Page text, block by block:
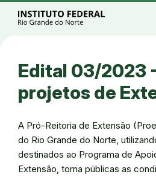
Ir para a página inicial
Ir para a busca
Alto contraste
Login da Área Administrativa
Acessibilidade
Edital 03/2023
projetos de
A Pró-Reitoria de Extensão
do Rio Grande do Norte,
destinados ao Programa de
Extensão, torna públicas as